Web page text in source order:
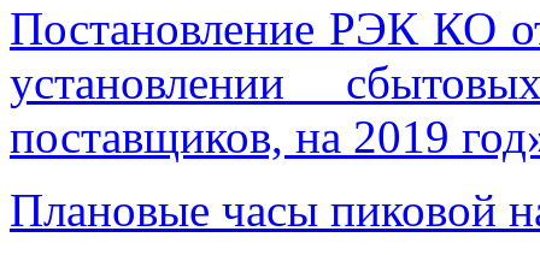
Постановление РЭК КО
установлении
поставщиков, на 2019
Плановые часы пиковой